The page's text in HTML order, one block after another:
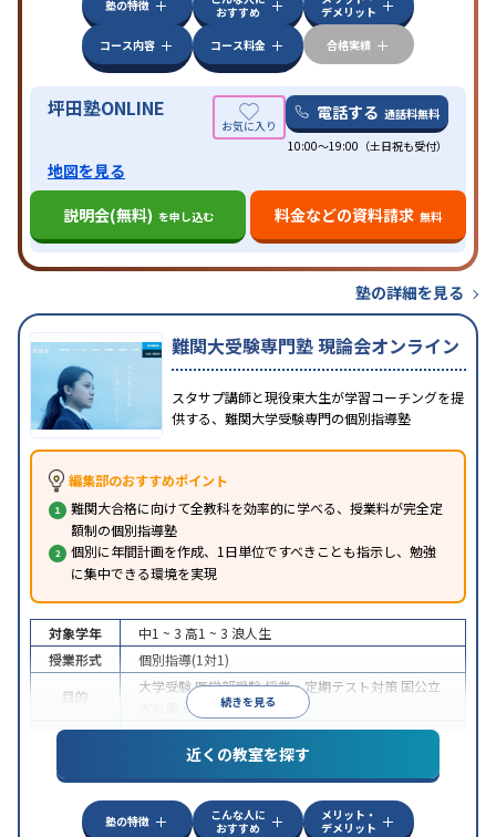
特徴
学習にPC・タブレットを利用オンライン対応
科目から受講可能季節講習のみの受講可発達障害
の子どもに対応
塾の特徴
おすすめ
デメリット
コース内容
コース料金 合格実績
坪田塾ONLINE 電話する 通話料無料
10:00～19:00（土日祝も受付）
地図を見る
説明会(無料) を申し込む 料金などの資料請求 無料
塾の詳細を見る
難関大受験専門塾 現論会オンライン
スタサプ講師と現役東大生が学習コーチングを提
供する、難関大学受験専門の個別指導塾
編集部のおすすめポイント
難関大合格に向けて全教科を効率的に学べる、授業料が完全定
額制の個別指導塾
個別に年間計画を作成、1日単位ですべきことも指示し、勉強
に集中できる環境を実現
続きを見る
対象学年 中1 ~ 3 高1 ~ 3 浪人生
授業形式
個別指導(1対1)
目的
大学受験医学部受験授業・定期テスト対策 国公立
英検(英語検定)対策
中高一貫校生に対応授業の振替可能オンライン対
自習室あり
近くの教室を探す
塾の特徴
こんな人に
おすすめ
メリット・
デメリット